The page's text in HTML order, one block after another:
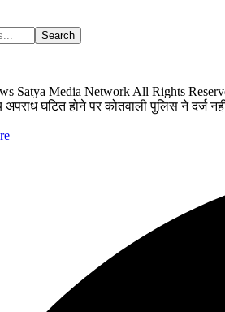
Satya Media Network All Rights
अपराध घटित होने पर कोतवाली पुलिस ने दर्ज